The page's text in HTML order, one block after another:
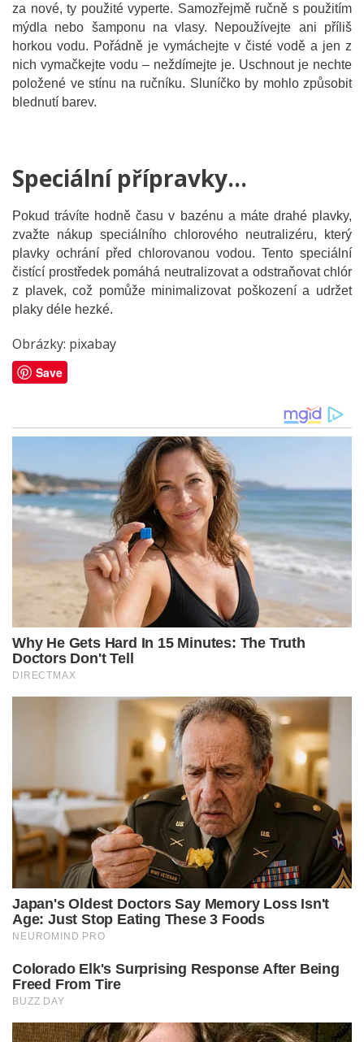
za nové, ty použité vyperte. Samozřejmě ručně s použitím
mýdla nebo šamponu na vlasy. Nepoužívejte ani příliš
horkou vodu. Pořádně je vymáchejte v čisté vodě a jen z
nich vymačkejte vodu – neždímejte je. Uschnout je nechte
položené ve stínu na ručníku. Sluníčko by mohlo způsobit
blednutí barev.
Speciální přípravky…
Pokud trávíte hodně času v bazénu a máte drahé plavky,
zvažte nákup speciálního chlorového neutralizéru, který
plavky ochrání před chlorovanou vodou. Tento speciální
čistící prostředek pomáhá neutralizovat a odstraňovat chlór
z plavek, což pomůže minimalizovat poškození a udržet
plaky déle hezké.
Obrázky: pixabay
Save